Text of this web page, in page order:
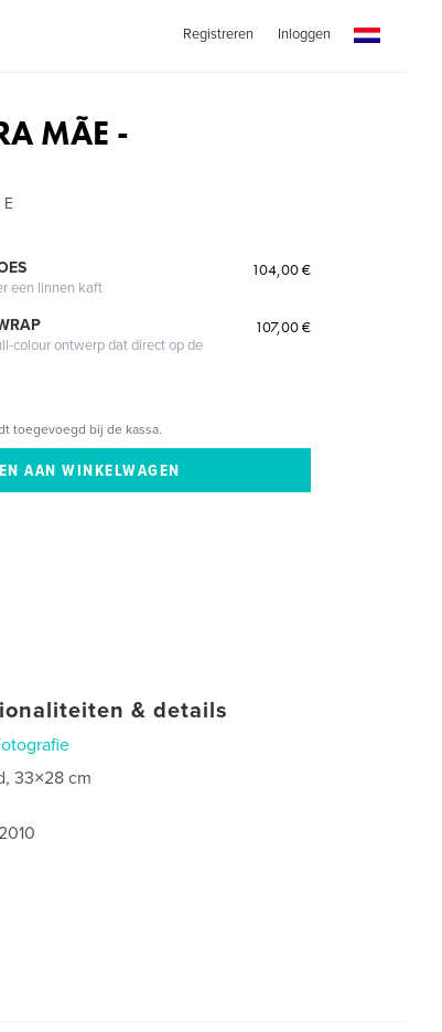
Registreren Inloggen
MÃE -
een linnen kaft
104,00 €
colour ontwerp dat direct op de
107,00 €
toegevoegd bij de kassa.
& details
33×28 cm